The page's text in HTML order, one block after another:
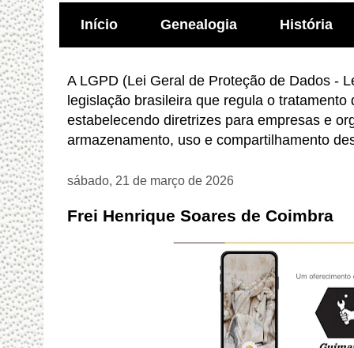
Início Genealogia História
A LGPD (Lei Geral de Proteção de Dados -
legislação brasileira que regula o tratamento
estabelecendo diretrizes para empresas e
armazenamento, uso e compartilhamento
sábado, 21 de março de 2026
Frei Henrique Soares de Coimbra